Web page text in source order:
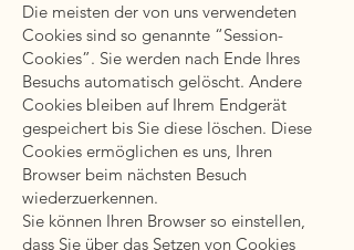
Die meisten der von uns verwendeten
Cookies sind so genannte “Session-
Cookies”. Sie werden nach Ende Ihres
Besuchs automatisch gelöscht. Andere
Cookies bleiben auf Ihrem Endgerät
gespeichert bis Sie diese löschen. Diese
Cookies ermöglichen es uns, Ihren
Browser beim nächsten Besuch
wiederzuerkennen.
Sie können Ihren Browser so einstellen,
dass Sie über das Setzen von Cookies